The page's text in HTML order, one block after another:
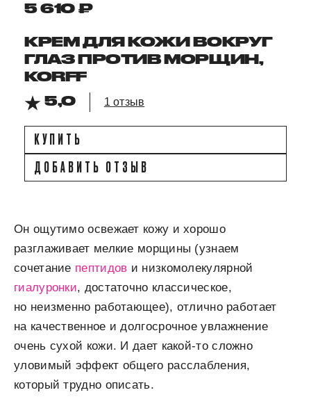
5 610 ₽
КРЕМ ДЛЯ КОЖИ ВОКРУГ
ГЛАЗ ПРОТИВ МОРЩИН,
KORFF
5,0
1 отзыв
КУПИТЬ
ДОБАВИТЬ ОТЗЫВ
Он ощутимо освежает кожу и хорошо
разглаживает мелкие морщины (узнаем
сочетание пептидов и низкомолекулярной
гиалуронки, достаточно классическое,
но неизменно работающее), отлично работает
на качественное и долгосрочное увлажнение
очень сухой кожи. И дает какой-то сложно
уловимый эффект общего расслабления,
который трудно описать.